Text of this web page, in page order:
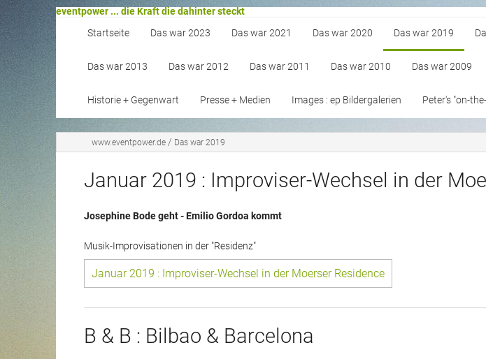
eventpower ... die Kraft die dahinter steckt
Startseite
Das war 2023 Das war 2021 Das war 2020 Das war 2019
Das war 2013 Das war 2012 Das war 2011 Das war 2010 Das war 2009
Historie + Gegenwart Presse + Medien Images : ep Bildergalerien Peter's "on-
www.eventpower.de / Das war 2019
Januar 2019 : Improviser-Wechsel in der
Josephine Bode geht - Emilio Gordoa kommt
Musik-Improvisationen in der "Residenz"
Januar 2019 : Improviser-Wechsel in der Moerser Residence
B & B : Bilbao & Barcelona